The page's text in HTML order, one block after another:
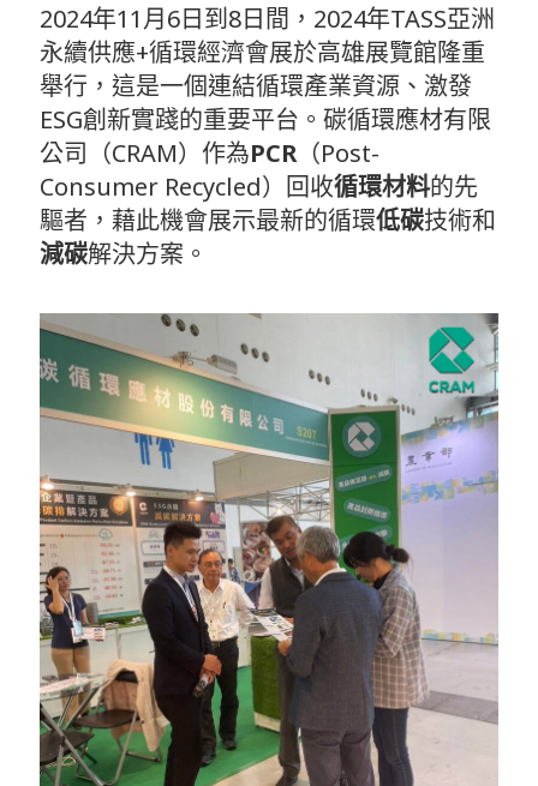
2024年11月6日到8日間，2024年TASS亞洲
永續供應+循環經濟會展於高雄展覽館隆重
舉行，這是一個連結循環產業資源、激發
ESG創新實踐的重要平台。碳循環應材有限
公司（CRAM）作為PCR（Post-
Consumer Recycled）回收循環材料的先
驅者，藉此機會展示最新的循環低碳技術和
減碳解決方案。